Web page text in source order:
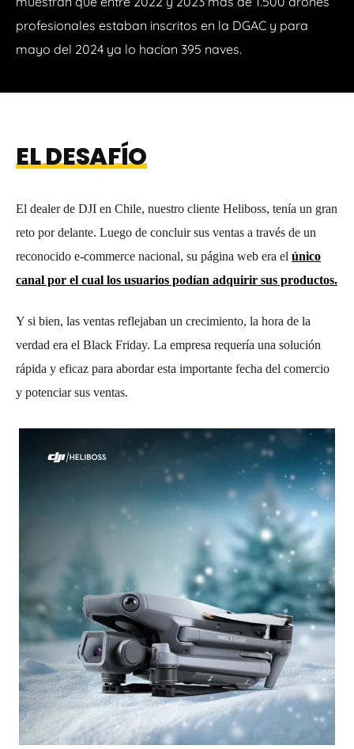
profesionales estaban inscritos en la DGAC y para
mayo del 2024 ya lo hacían 395 naves.
EL DESAFÍO
El dealer de DJI en Chile, nuestro cliente Heliboss, tenía un gran
reto por delante. Luego de concluir sus ventas a través de un
reconocido e-commerce nacional, su página web era el único
canal por el cual los usuarios podían adquirir sus productos.
Y si bien, las ventas reflejaban un crecimiento, la hora de la
verdad era el Black Friday. La empresa requería una solución
rápida y eficaz para abordar esta importante fecha del comercio
y potenciar sus ventas.